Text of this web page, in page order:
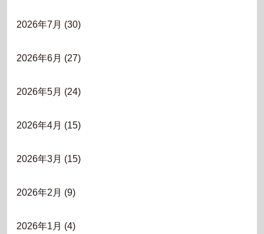
2026年7月 (30)
2026年6月 (27)
2026年5月 (24)
2026年4月 (15)
2026年3月 (15)
2026年2月 (9)
2026年1月 (4)